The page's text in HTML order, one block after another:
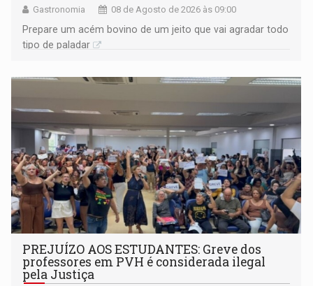
Gastronomia 08 de Agosto de 2026 às 09:00
Prepare um acém bovino de um jeito que vai agradar todo
tipo de paladar
PREJUÍZO AOS ESTUDANTES: Greve dos
professores em PVH é considerada ilegal
pela Justiça